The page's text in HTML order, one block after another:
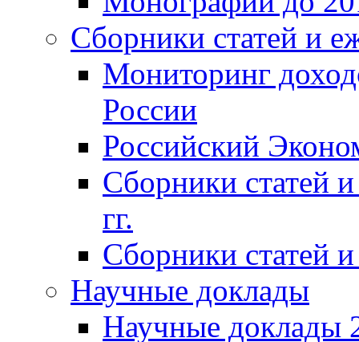
Сборники статей и
Мониторинг
России
Российский
Сборники статей
гг.
Сборники статей
Научные доклады
Научные доклады